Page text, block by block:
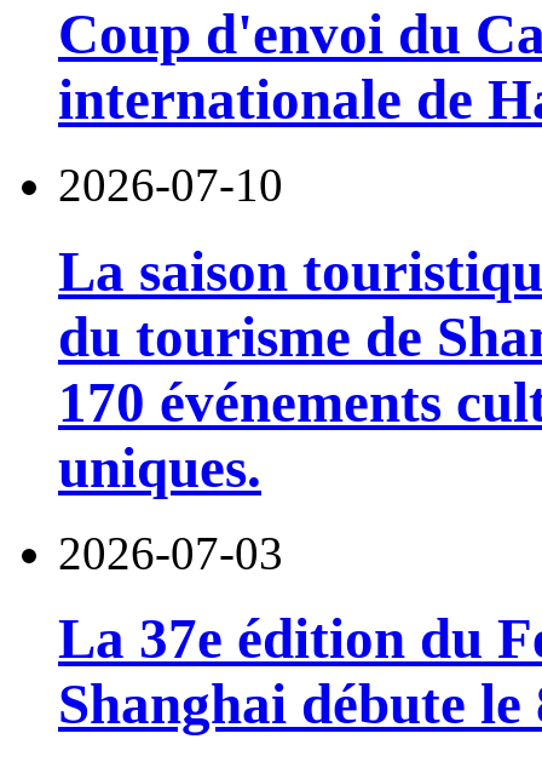
Coup d'envoi du
internationale de
2026-07-10
La saison
du tourisme de
170 événements
uniques.
2026-07-03
La 37e édition du
Shanghai débute